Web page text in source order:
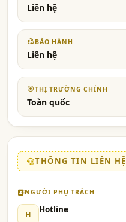
Liên hệ
BẢO HÀNH
Liên hệ
THỊ TRƯỜNG CHÍNH
Toàn quốc
THÔNG TIN LIÊN HỆ
NGƯỜI PHỤ TRÁCH
H Hotline